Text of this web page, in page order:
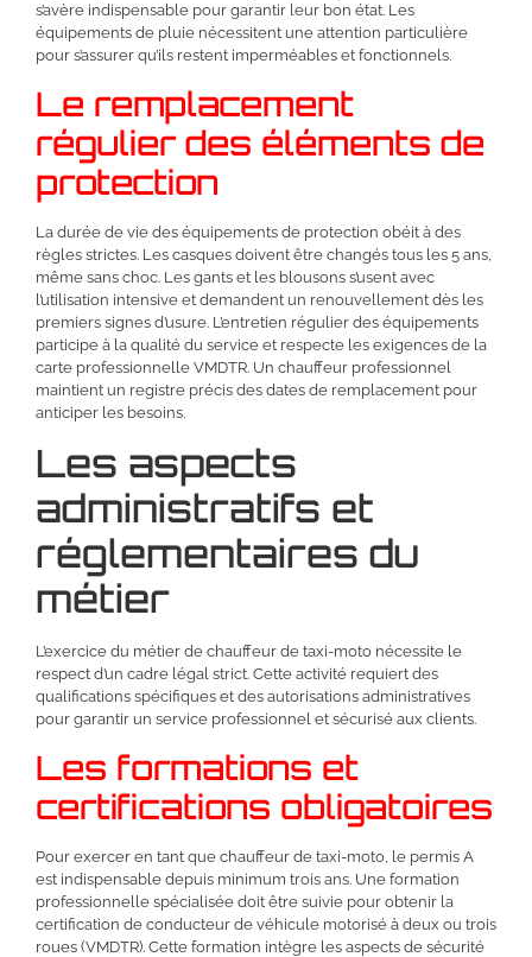
s’avère indispensable pour garantir leur bon état. Les
équipements de pluie nécessitent une attention particulière
pour s’assurer qu’ils restent imperméables et fonctionnels.
Le remplacement
régulier des éléments de
protection
La durée de vie des équipements de protection obéit à des
règles strictes. Les casques doivent être changés tous les 5 ans,
même sans choc. Les gants et les blousons s’usent avec
l’utilisation intensive et demandent un renouvellement dès les
premiers signes d’usure. L’entretien régulier des équipements
participe à la qualité du service et respecte les exigences de la
carte professionnelle VMDTR. Un chauffeur professionnel
maintient un registre précis des dates de remplacement pour
anticiper les besoins.
Les aspects
administratifs et
réglementaires du
métier
L’exercice du métier de chauffeur de taxi-moto nécessite le
respect d’un cadre légal strict. Cette activité requiert des
qualifications spécifiques et des autorisations administratives
pour garantir un service professionnel et sécurisé aux clients.
Les formations et
certifications obligatoires
Pour exercer en tant que chauffeur de taxi-moto, le permis A
est indispensable depuis minimum trois ans. Une formation
professionnelle spécialisée doit être suivie pour obtenir la
certification de conducteur de véhicule motorisé à deux ou trois
roues (VMDTR). Cette formation intègre les aspects de sécurité